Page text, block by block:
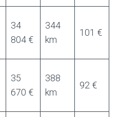
34
804 €
344
km
101 €
35
670 €
388
km
92 €